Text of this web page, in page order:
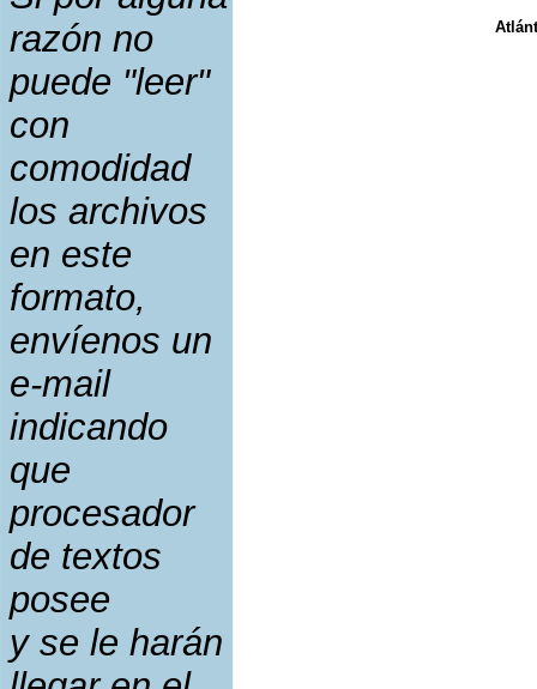
razón no
puede "leer"
con
comodidad
los archivos
en este
formato,
envíenos un
e-mail
indicando
que
procesador
de textos
posee
y se le harán